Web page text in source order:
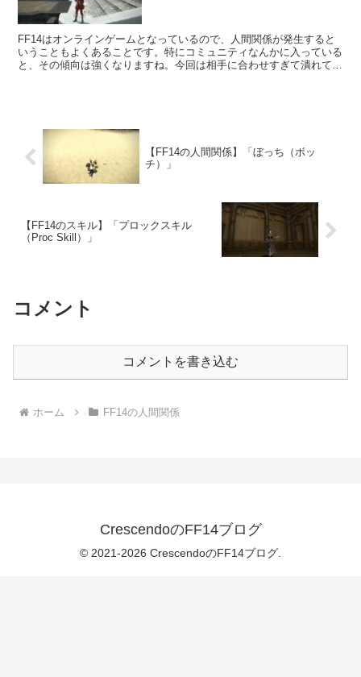
FF14はオンラインゲームとなっているので、人間関係が発生すると
いうこともよくあることです。特にコミュニティなんかに入っている
と、その傾向は強くなりますね。今回は相手に合わせすぎて潰れてし
【FF14の人間関係】「ぼっち（ボッ
チ）」
【FF14のスキル】「プロックスキル
（Proc Skill）」
コメント
コメントを書き込む
ホーム FF14の人間関係
CrescendoのFF14ブログ
© 2021-2026 CrescendoのFF14ブログ.